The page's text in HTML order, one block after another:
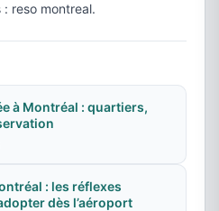
reso montreal.
à Montréal : quartiers,
: les réflexes
dès l’aéroport